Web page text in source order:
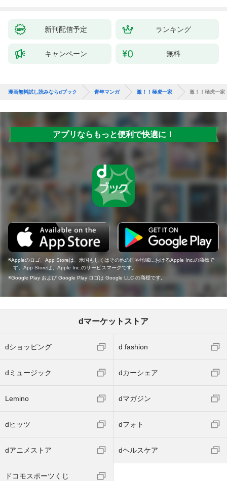
新刊配信予定 ランキング
キャンペーン 無料
漫画無料試し読みならdブック 青年マンガ 激！！極虎一家 激！！極虎一家
アプリならもっと便利で快適に！
Appleのロゴ、App Storeは、米国もしくはその他の国や地域におけるApple Inc.の商標で
す。App Storeは、Apple Inc.のサービスマークです。
Google Play および Google Play ロゴは Google LLC の商標です。
dマーケットストア
dショッピング d fashion
dミュージック dカーシェア
Lemino dマガジン
dヒッツ dフォト
dアニメストア dヘルスケア
ドコモスポーツくじ